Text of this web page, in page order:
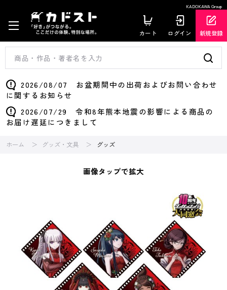
KADOKAWA Group
カート ログイン 新規登録
2026/08/07 お盆期間中の出荷およびお問い合わせ
に関するお知らせ
2026/07/29 令和8年熊本地震の影響による商品の
お届け遅延につきまして
ホーム グッズ・文具 グッズ
画像タップで拡大